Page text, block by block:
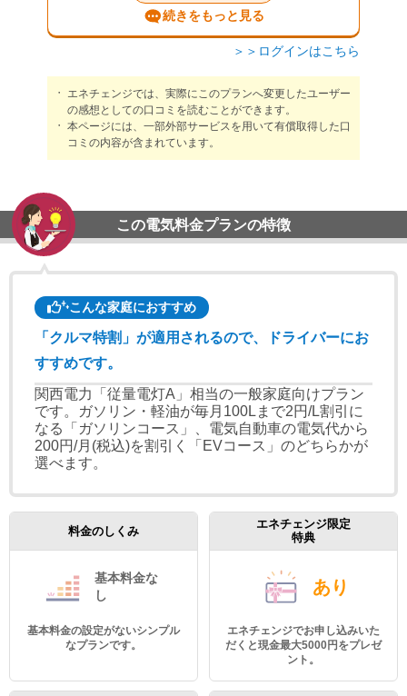
続きをもっと見る
＞＞ログインはこちら
エネチェンジでは、実際にこのプランへ変更したユーザー
の感想としての口コミを読むことができます。
本ページには、一部外部サービスを用いて有償取得した口
コミの内容が含まれています。
この電気料金プランの特徴
こんな家庭におすすめ
「クルマ特割」が適用されるので、ドライバーにお
すすめです。
関西電力「従量電灯A」相当の一般家庭向けプラン
です。ガソリン・軽油が毎月100Lまで2円/L割引に
なる「ガソリンコース」、電気自動車の電気代から
200円/月(税込)を割引く「EVコース」のどちらかが
選べます。
料金のしくみ
基本料金な
し
基本料金の設定がないシンプル
なプランです。
エネチェンジ限定
特典
あり
エネチェンジでお申し込みいた
だくと現金最大5000円をプレゼ
ント。